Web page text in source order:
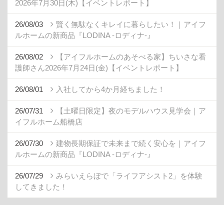
2026年7月30日(木)【イベントレポート】
26/08/03
賢く無駄なくキレイに暮らしたい！｜アイフ
ルホームの新商品『LODINA -ロディナ-』
26/08/02
【アイフルホームのあそべる家】ちいさな看
護師さん2026年7月24日(金)【イベントレポート】
26/08/01 入社してから4か月経ちました！
26/07/31
【土曜日限定】夜のモデルハウス見学会｜ア
イフルホーム船橋店
26/07/30
建物長期保証で未来まで続く安心を｜アイフ
ルホームの新商品『LODINA -ロディナ-』
26/07/29
みらいえらぼで「ライフアシスト2」を体験
してきました！